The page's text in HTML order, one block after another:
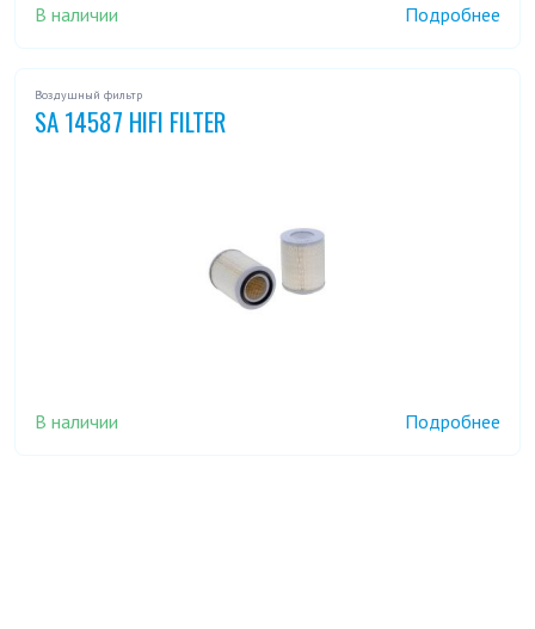
В наличии Подробнее
Воздушный фильтр
SA 14587 HIFI FILTER
В наличии Подробнее